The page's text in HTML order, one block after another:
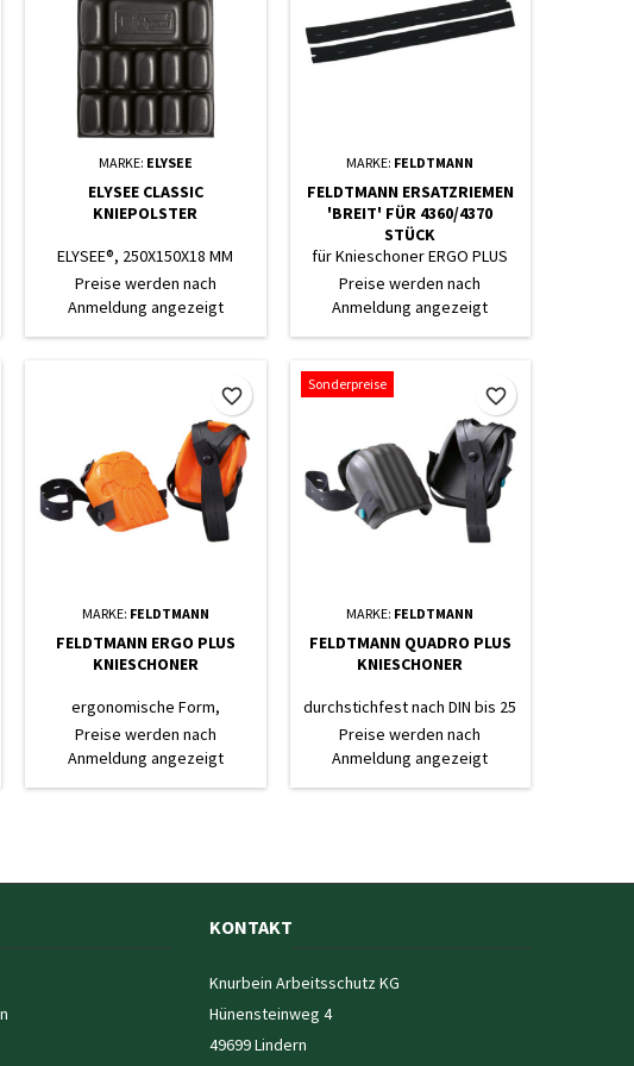
MARKE: ELYSEE
ELYSEE CLASSIC
KNIEPOLSTER
ELYSEE®, 250X150X18 MM
Preise werden nach
Anmeldung angezeigt
MARKE: FELDTMANN
FELDTMANN ERSATZRIEMEN
'BREIT' FÜR 4360/4370
STÜCK
für Knieschoner ERGO PLUS
Bestell-Nr. 4360 und QUADRO
PLUS Bestell-Nr. 4370
Preise werden nach
Anmeldung angezeigt
MARKE: FELDTMANN
FELDTMANN ERGO PLUS
KNIESCHONER
ergonomische Form,
durchstichfest nach DIN bis 25
kg, Befestigung mit ERGO-Fix-
System
Preise werden nach
Anmeldung angezeigt
favorite_border
Sonderpreise
MARKE: FELDTMANN
FELDTMANN QUADRO PLUS
KNIESCHONER
durchstichfest nach DIN bis 25
kg, Befestigung mit ERGO-Fix-
System
Preise werden nach
Anmeldung angezeigt
favorite_border
KONTAKT
Knurbein Arbeitsschutz KG
Hünensteinweg 4
49699 Lindern